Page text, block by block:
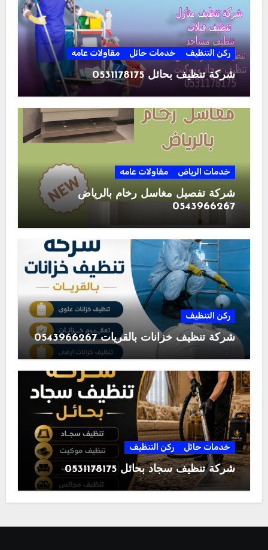
ركن التنظيف خدمات حائل مقاولات عامه
شركة تنظيف بحائل 0531178175
خدمات الرياض مقاولات عامه
شركة تفصيل مغاسل رخام بالرياض
0543966267
ركن التنظيف
شركة تنظيف خزانات بالقريات 0543966267
خدمات حائل ركن التنظيف
شركة تنظيف سجاد بحائل 0531178175